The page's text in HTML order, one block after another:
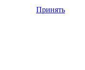
Принять